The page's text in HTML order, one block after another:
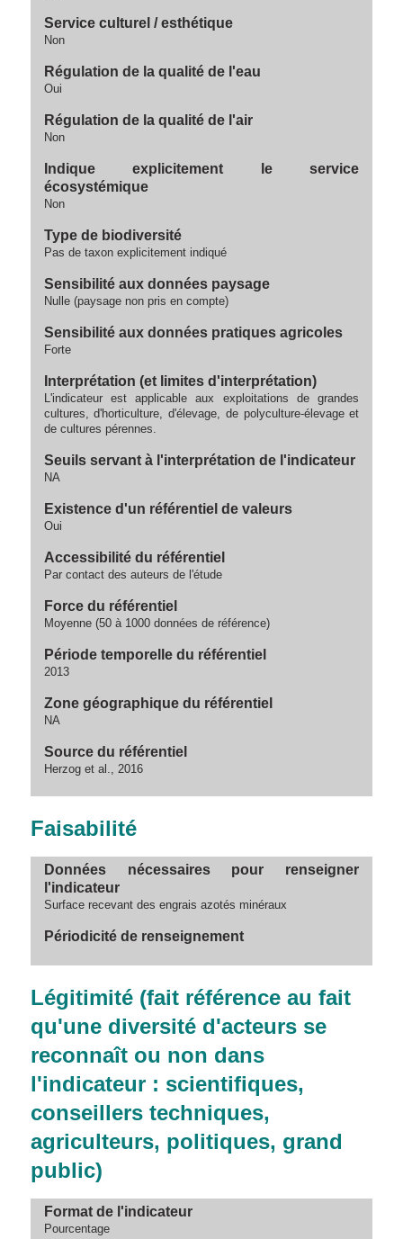
Service culturel / esthétique
Non
Régulation de la qualité de l'eau
Oui
Régulation de la qualité de l'air
Non
Indique explicitement le service
écosystémique
Non
Type de biodiversité
Pas de taxon explicitement indiqué
Sensibilité aux données paysage
Nulle (paysage non pris en compte)
Sensibilité aux données pratiques agricoles
Forte
Interprétation (et limites d'interprétation)
L'indicateur est applicable aux exploitations de grandes
cultures, d'horticulture, d'élevage, de polyculture-élevage et
de cultures pérennes.
Seuils servant à l'interprétation de l'indicateur
NA
Existence d'un référentiel de valeurs
Oui
Accessibilité du référentiel
Par contact des auteurs de l'étude
Force du référentiel
Moyenne (50 à 1000 données de référence)
Période temporelle du référentiel
2013
Zone géographique du référentiel
NA
Source du référentiel
Herzog et al., 2016
Faisabilité
Données nécessaires pour renseigner
l'indicateur
Surface recevant des engrais azotés minéraux
Périodicité de renseignement
Légitimité (fait référence au fait
qu'une diversité d'acteurs se
reconnaît ou non dans
l'indicateur : scientifiques,
conseillers techniques,
agriculteurs, politiques, grand
public)
Format de l'indicateur
Pourcentage